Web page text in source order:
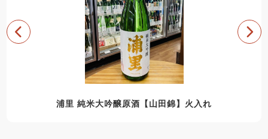
浦里 純米大吟醸原酒【山田錦】火入れ